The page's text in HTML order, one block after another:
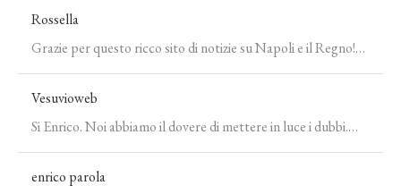
Rossella
Grazie per questo ricco sito di notizie su Napoli e il Regno!…
Vesuvioweb
Si Enrico. Noi abbiamo il dovere di mettere in luce i dubbi.…
enrico parola